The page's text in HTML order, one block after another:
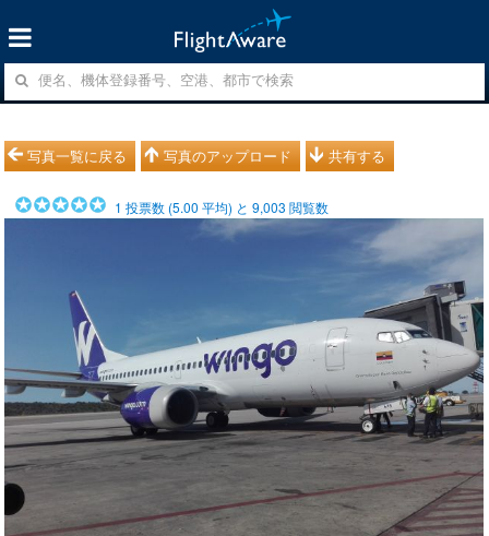
写真一覧に戻る 写真のアップロード 共有する
1 投票数 (5.00 平均) と9,003 閲覧数